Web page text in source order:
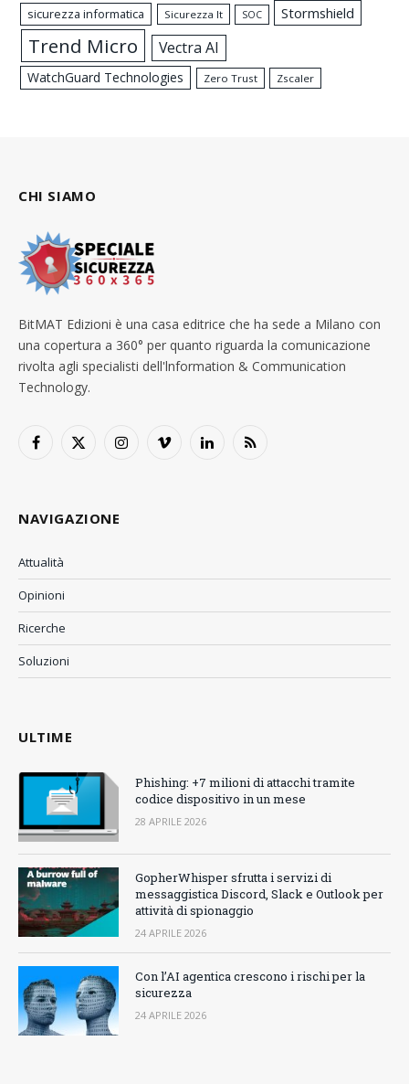
sicurezza informatica Sicurezza It SOC Stormshield
Trend Micro Vectra AI
WatchGuard Technologies Zero Trust Zscaler
CHI SIAMO
BitMAT Edizioni è una casa editrice che ha sede a Milano con
una copertura a 360° per quanto riguarda la comunicazione
rivolta agli specialisti dell'lnformation & Communication
Technology.
Facebook
X
InstagramVimeo LinkedInRSS
NAVIGAZIONE
Attualità
Opinioni
Ricerche
Soluzioni
ULTIME
Phishing: +7 milioni di attacchi tramite
codice dispositivo in un mese
28 APRILE 2026
GopherWhisper sfrutta i servizi di
messaggistica Discord, Slack e Outlook per
attività di spionaggio
24 APRILE 2026
Con l’AI agentica crescono i rischi per la
sicurezza
24 APRILE 2026